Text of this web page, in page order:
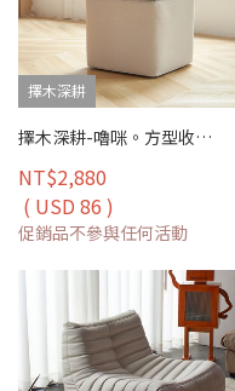
擇木深耕
擇木深耕-嚕咪。方型收納貓抓布椅凳(四色)
NT$2,880
( USD 86 )
促銷品不參與任何活動